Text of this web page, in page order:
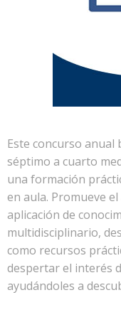
Este concurso anual
séptimo a cuarto
una formación
en aula. Promueve
aplicación de
multidisciplinario,
como recursos
despertar el interés
ayudándoles a